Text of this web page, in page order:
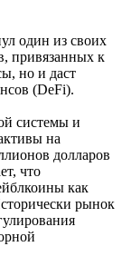
один из своих
привязанных к
но и даст
(DeFi).
системы и
на
долларов
что
как
рынок